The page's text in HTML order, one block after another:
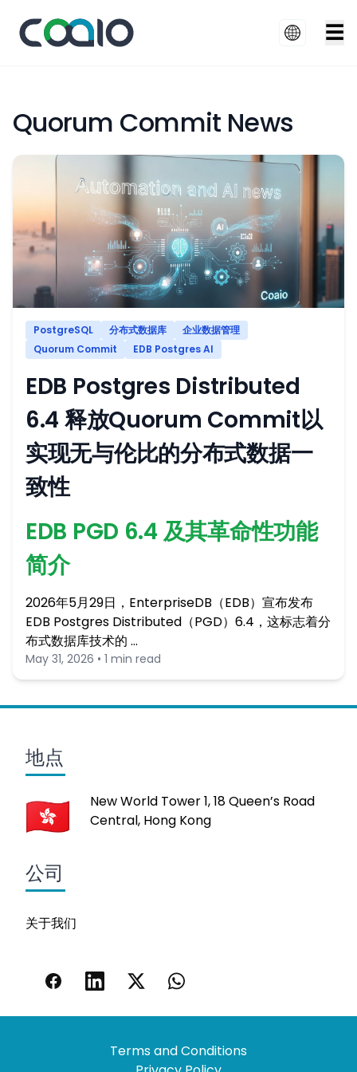
☰
Quorum Commit News
PostgreSQL 分布式数据库
企业数据管理
Quorum Commit
EDB Postgres AI
EDB Postgres Distributed
6.4 释放Quorum Commit以
实现无与伦比的分布式数据一
致性
EDB PGD 6.4 及其革命性功能
简介
2026年5月29日，EnterpriseDB（EDB）宣布发布
EDB Postgres Distributed（PGD）6.4，这标志着分
布式数据库技术的 …
May 31, 2026 • 1 min read
地点
New World Tower 1, 18 Queen’s Road
Central, Hong Kong
公司
关于我们
Terms and Conditions